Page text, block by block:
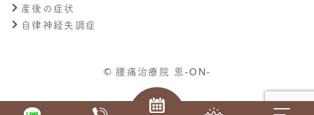
産後の症状
自律神経失調症
© 腰痛治療院 恩-ON-